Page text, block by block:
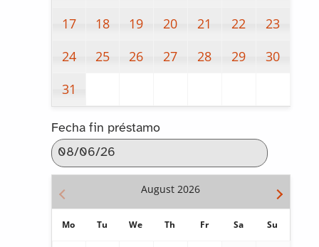
17
18 19 20 21 22
23
24
25 26 27 28 29
30
31
Fecha fin préstamo
August 2026
Mo Tu We Th Fr Sa Su